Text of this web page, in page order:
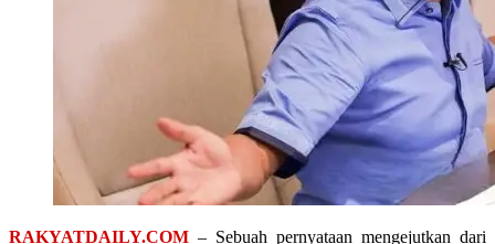
RAKYATDAILY.COM – Sebuah pernyataan mengejutkan dari